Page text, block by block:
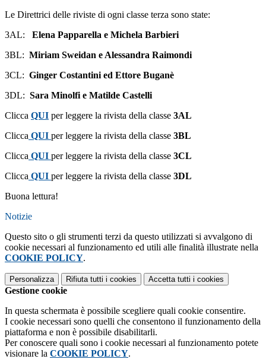
Le Direttrici delle riviste di ogni classe terza sono state:
3AL: Elena Papparella e Michela Barbieri
3BL: Miriam Sweidan e Alessandra Raimondi
3CL: Ginger Costantini ed Ettore Buganè
3DL: Sara Minolfi e Matilde Castelli
Clicca QUI per leggere la rivista della classe 3AL
Clicca QUI per leggere la rivista della classe 3BL
Clicca QUI per leggere la rivista della classe 3CL
Clicca QUI per leggere la rivista della classe 3DL
Buona lettura!
Notizie
Questo sito o gli strumenti terzi da questo utilizzati si avvalgono di
cookie necessari al funzionamento ed utili alle finalità illustrate nella
COOKIE POLICY.
Personalizza Rifiuta tutti i cookies Accetta tutti i cookies
Gestione cookie
In questa schermata è possibile scegliere quali cookie consentire.
I cookie necessari sono quelli che consentono il funzionamento della
piattaforma e non è possibile disabilitarli.
Per conoscere quali sono i cookie necessari al funzionamento potete
visionare la COOKIE POLICY.